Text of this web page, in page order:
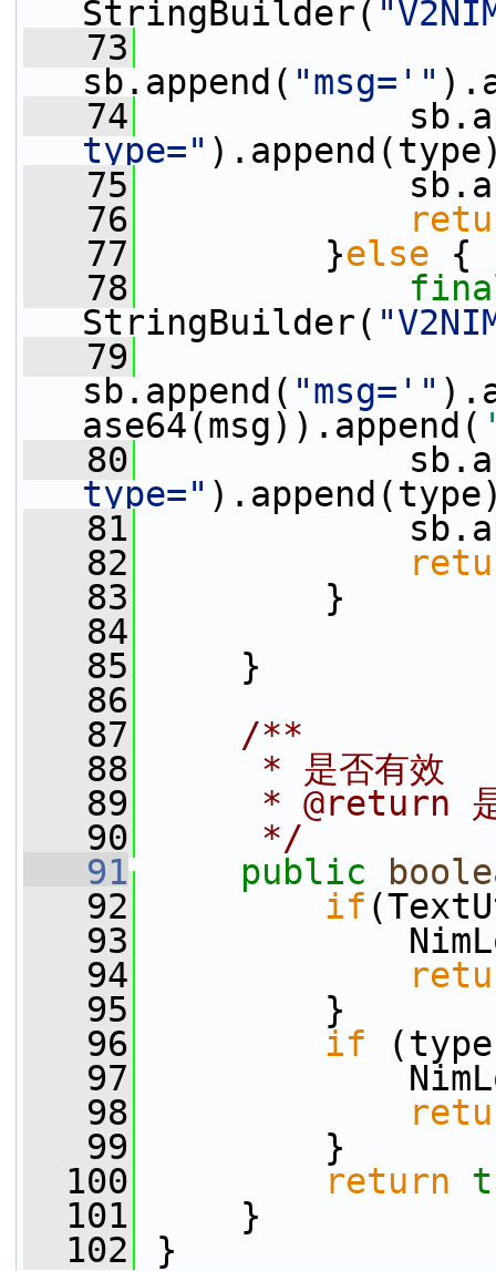
StringBuilder(
   73
sb.append( "msg='"
   74
type="
   75
   76
   77
}else {
   78
StringBuilder(
   79
sb.append( "msg='"
ase64(msg)).append(
   80
type="
   81
   82
   83
}
   84
   85
}
   86
   87
    /**
   88
     * 是否有效
   89
* @return
   90
     */
   91
public
   92
if
   93
   94
   95
}
   96
if
   97
   98
   99
}
  100
return
  101
}
  102
}